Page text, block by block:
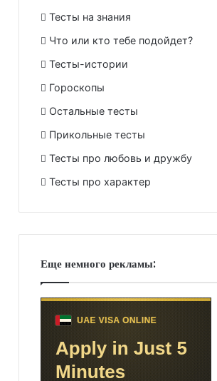
Тесты на знания
Что или кто тебе подойдет?
Тесты-истории
Гороскопы
Остальные тесты
Прикольные тесты
Тесты про любовь и дружбу
Тесты про характер
Еще немного рекламы: